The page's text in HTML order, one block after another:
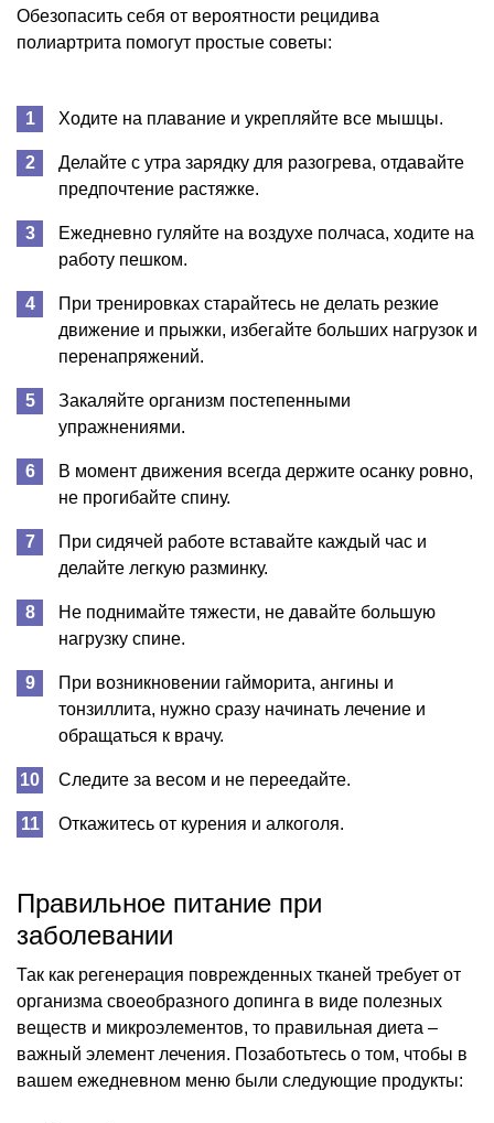
Обезопасить себя от вероятности рецидива
полиартрита помогут простые советы:
Ходите на плавание и укрепляйте все мышцы.
Делайте с утра зарядку для разогрева, отдавайте
предпочтение растяжке.
Ежедневно гуляйте на воздухе полчаса, ходите на
работу пешком.
При тренировках старайтесь не делать резкие
движение и прыжки, избегайте больших нагрузок и
перенапряжений.
Закаляйте организм постепенными
упражнениями.
В момент движения всегда держите осанку ровно,
не прогибайте спину.
При сидячей работе вставайте каждый час и
делайте легкую разминку.
Не поднимайте тяжести, не давайте большую
нагрузку спине.
При возникновении гайморита, ангины и
тонзиллита, нужно сразу начинать лечение и
обращаться к врачу.
Следите за весом и не переедайте.
Откажитесь от курения и алкоголя.
Правильное питание при
заболевании
Так как регенерация поврежденных тканей требует от
организма своеобразного допинга в виде полезных
веществ и микроэлементов, то правильная диета –
важный элемент лечения. Позаботьтесь о том, чтобы в
вашем ежедневном меню были следующие продукты: